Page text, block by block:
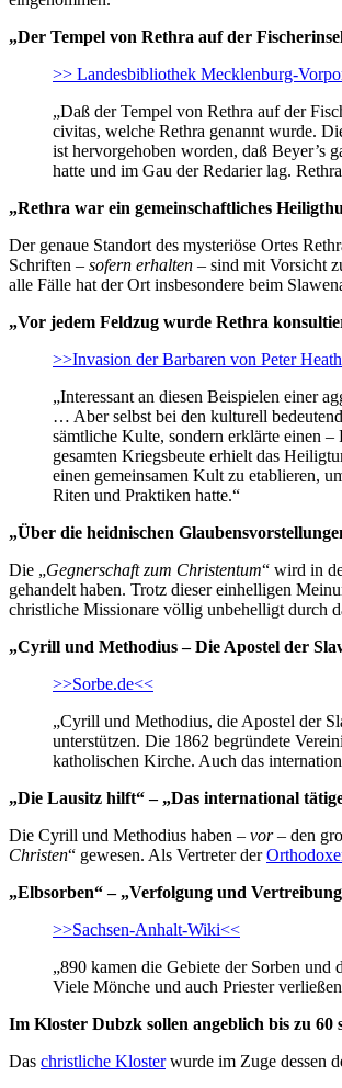
„Der Tempel von Rethra auf der
>> Landesbibliothek Mecklenburg-
„Daß der Tempel von Rethra auf der
civitas, welche Rethra genannt wurde.
ist hervorgehoben worden, daß Beyer’s
hatte und im Gau der Redarier lag.
„Rethra war ein gemeinschaftliches
Der genaue Standort des mysteriöse Ortes
Schriften – sofern erhalten – sind mit Vorsicht
alle Fälle hat der Ort insbesondere beim
„Vor jedem Feldzug wurde Rethra
>>Invasion der Barbaren von Peter
„Interessant an diesen Beispielen einer
… Aber selbst bei den kulturell
sämtliche Kulte, sondern erklärte einen
gesamten Kriegsbeute erhielt das
einen gemeinsamen Kult zu etablieren,
Riten und Praktiken hatte.“
„Über die heidnischen
Die „Gegnerschaft zum Christentum“ wird in
gehandelt haben. Trotz dieser einhelligen
christliche Missionare völlig unbehelligt durch
„Cyrill und Methodius – Die Apostel der
>>Sorbe.de<<
„Cyrill und Methodius, die Apostel der
unterstützen. Die 1862 begründete
katholischen Kirche. Auch das
„Die Lausitz hilft“ – „Das international
Die Cyrill und Methodius haben – vor– den
Christen“ gewesen. Als Vertreter der
„Elbsorben“ – „Verfolgung und
>>Sachsen-Anhalt-Wiki<<
„890 kamen die Gebiete der Sorben
Viele Mönche und auch Priester
Im Kloster Dubzk sollen angeblich bis zu 60
Das christliche Klosterwurde im Zuge dessen